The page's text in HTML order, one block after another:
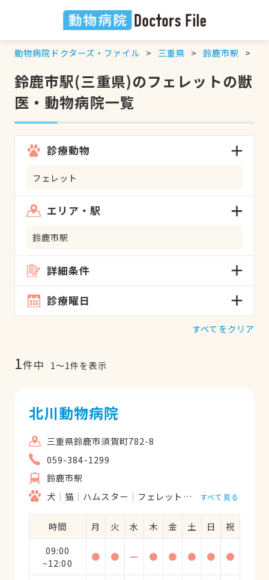
動物病院ドクターズ・ファイル 三重県 鈴鹿市駅
鈴鹿市駅(三重県)のフェレットの獣
医・動物病院一覧
診療動物
フェレット
エリア・駅
鈴鹿市駅
詳細条件
診療曜日
すべてをクリア
1件中 1〜1件を表示
北川動物病院
三重県鈴鹿市須賀町782-8
059-384-1299
鈴鹿市駅
犬
猫 ハムスター フェレット うさぎ
すべて見る
時間 月 火 水 木 金 土 日
祝
09:00
~12:00
● ● ー ● ● ● ● ●